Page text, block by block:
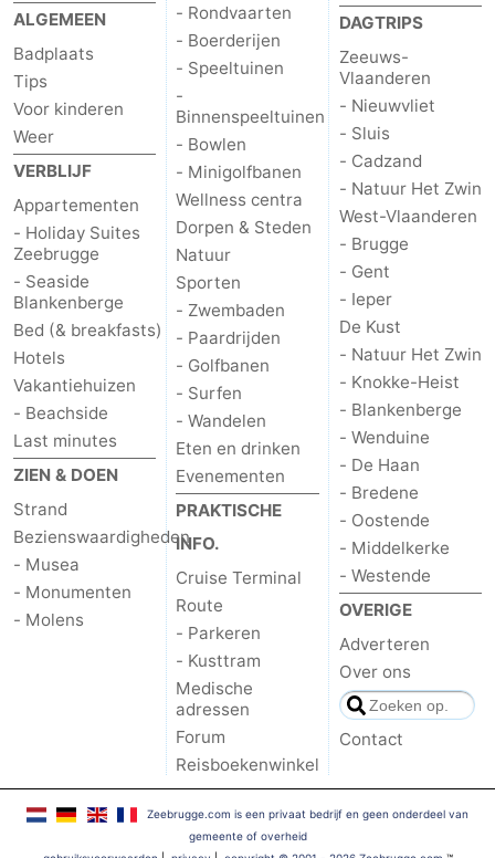
ALGEMEEN
Badplaats
Tips
Voor kinderen
Weer
VERBLIJF
Appartementen
- Holiday Suites
Zeebrugge
- Seaside
Blankenberge
Bed (& breakfasts)
Hotels
Vakantiehuizen
- Beachside
Last minutes
ZIEN & DOEN
Strand
Bezienswaardigheden
- Musea
- Monumenten
- Molens
- Rondvaarten
- Boerderijen
- Speeltuinen
-
Binnenspeeltuinen
- Bowlen
- Minigolfbanen
Wellness centra
Dorpen & Steden
Natuur
Sporten
- Zwembaden
- Paardrijden
- Golfbanen
- Surfen
- Wandelen
Eten en drinken
Evenementen
PRAKTISCHE
INFO.
Cruise Terminal
Route
- Parkeren
- Kusttram
Medische
adressen
Forum
Reisboekenwinkel
DAGTRIPS
Zeeuws-
Vlaanderen
- Nieuwvliet
- Sluis
- Cadzand
- Natuur Het Zwin
West-Vlaanderen
- Brugge
- Gent
- Ieper
De Kust
- Natuur Het Zwin
- Knokke-Heist
- Blankenberge
- Wenduine
- De Haan
- Bredene
- Oostende
- Middelkerke
- Westende
OVERIGE
Adverteren
Over ons
Contact
Zeebrugge.com is een privaat bedrijf en geen onderdeel van
gemeente of overheid